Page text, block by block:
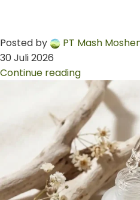
Posted by
PT Mash
30 Juli 2026
Continue reading